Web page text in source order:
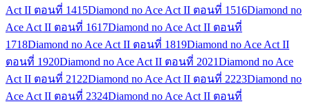
Act II ตอนที่ 1415Diamond no Ace Act II ตอนที่ 1516Diamond no
Ace Act II ตอนที่ 1617Diamond no Ace Act II ตอนที่
1718Diamond no Ace Act II ตอนที่ 1819Diamond no Ace Act II
ตอนที่ 1920Diamond no Ace Act II ตอนที่ 2021Diamond no Ace
Act II ตอนที่ 21 22Diamond no Ace Act II ตอนที่ 2223Diamond no
Ace Act II ตอนที่ 2324Diamond no Ace Act II ตอนที่